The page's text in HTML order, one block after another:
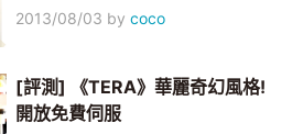
2013/08/03 bycoco
[評測] 《TERA》華麗奇幻風格!
開放免費伺服